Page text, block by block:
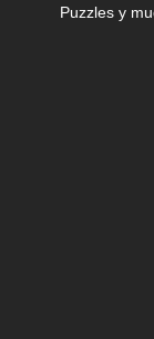
Puzzles y